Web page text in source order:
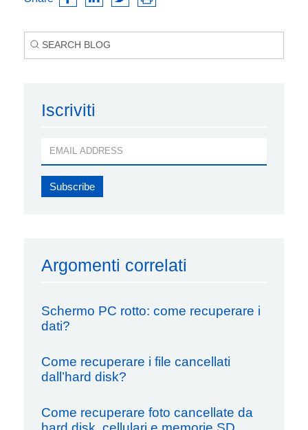
Iscriviti
Argomenti correlati
Schermo PC rotto: come recuperare i
dati?
Come recuperare i file cancellati
dall’hard disk?
Come recuperare foto cancellate da